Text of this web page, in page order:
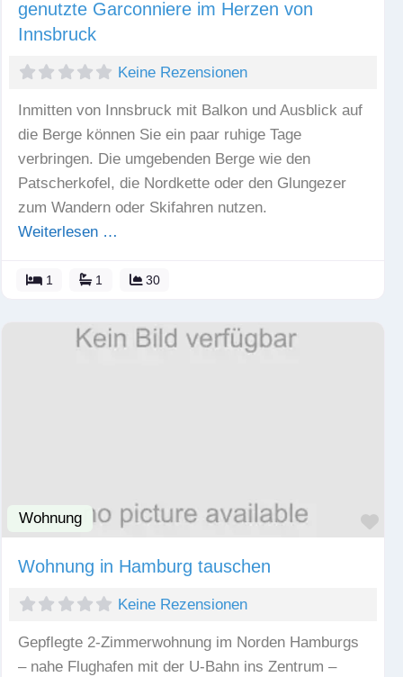
genutzte Garconniere im Herzen von
Innsbruck
Keine Rezensionen
Inmitten von Innsbruck mit Balkon und Ausblick auf
die Berge können Sie ein paar ruhige Tage
verbringen. Die umgebenden Berge wie den
Patscherkofel, die Nordkette oder den Glungezer
zum Wandern oder Skifahren nutzen.
Weiterlesen …
1 1 30
Wohnung
Wohnung in Hamburg tauschen
Keine Rezensionen
Gepflegte 2-Zimmerwohnung im Norden Hamburgs
– nahe Flughafen mit der U-Bahn ins Zentrum –